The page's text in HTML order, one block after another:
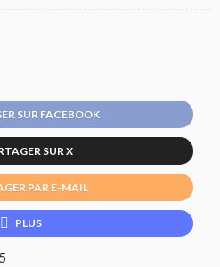
SUR FACEBOOK
SUR X
PAR E-MAIL
PLUS